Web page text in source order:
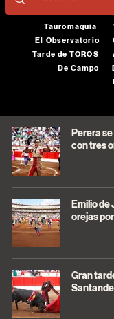
Tauromaquia
El Observatorio
Tarde de TOROS
De Campo
Perera
con tres
Emilio de
orejas
Gran